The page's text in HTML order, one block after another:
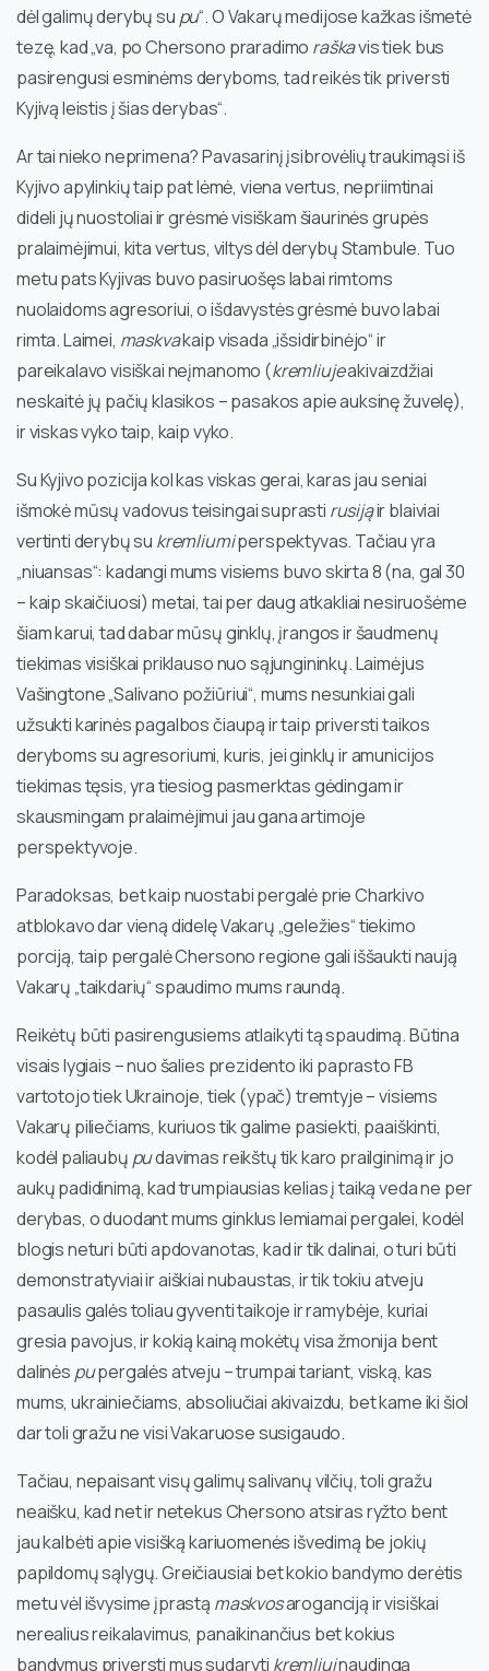
dėl galimų derybų su pu“. O Vakarų medijose kažkas išmetė
tezę, kad „va, po Chersono praradimo raškavis tiek bus
pasirengusi esminėms deryboms, tad reikės tik priversti
Kyjivą leistis į šias derybas“.
Ar tai nieko neprimena? Pavasarinį įsibrovėlių traukimąsi iš
Kyjivo apylinkių taip pat lėmė, viena vertus, nepriimtinai
dideli jų nuostoliai ir grėsmė visiškam šiaurinės grupės
pralaimėjimui, kita vertus, viltys dėl derybų Stambule. Tuo
metu pats Kyjivas buvo pasiruošęs labai rimtoms
nuolaidoms agresoriui, o išdavystės grėsmė buvo labai
rimta. Laimei, maskvakaip visada „išsidirbinėjo“ ir
pareikalavo visiškai neįmanomo (kremliujeakivaizdžiai
neskaitė jų pačių klasikos – pasakos apie auksinę žuvelę),
ir viskas vyko taip, kaip vyko.
Su Kyjivo pozicija kol kas viskas gerai, karas jau seniai
išmokė mūsų vadovus teisingai suprasti rusijąir blaiviai
vertinti derybų su kremliumiperspektyvas. Tačiau yra
„niuansas“: kadangi mums visiems buvo skirta 8 (na, gal 30
– kaip skaičiuosi) metai, tai per daug atkakliai nesiruošėme
šiam karui, tad dabar mūsų ginklų, įrangos ir šaudmenų
tiekimas visiškai priklauso nuo sąjungininkų. Laimėjus
Vašingtone „Salivano požiūriui“, mums nesunkiai gali
užsukti karinės pagalbos čiaupą ir taip priversti taikos
deryboms su agresoriumi, kuris, jei ginklų ir amunicijos
tiekimas tęsis, yra tiesiog pasmerktas gėdingam ir
skausmingam pralaimėjimui jau gana artimoje
perspektyvoje.
Paradoksas, bet kaip nuostabi pergalė prie Charkivo
atblokavo dar vieną didelę Vakarų „geležies“ tiekimo
porciją, taip pergalė Chersono regione gali iššaukti naują
Vakarų „taikdarių“ spaudimo mums raundą.
Reikėtų būti pasirengusiems atlaikyti tą spaudimą. Būtina
visais lygiais – nuo šalies prezidento iki paprasto FB
vartotojo tiek Ukrainoje, tiek (ypač) tremtyje – visiems
Vakarų piliečiams, kuriuos tik galime pasiekti, paaiškinti,
kodėl paliaubų pudavimas reikštų tik karo prailginimą ir jo
aukų padidinimą, kad trumpiausias kelias į taiką veda ne per
derybas, o duodant mums ginklus lemiamai pergalei, kodėl
blogis neturi būti apdovanotas, kad ir tik dalinai, o turi būti
demonstratyviai ir aiškiai nubaustas, ir tik tokiu atveju
pasaulis galės toliau gyventi taikoje ir ramybėje, kuriai
gresia pavojus, ir kokią kainą mokėtų visa žmonija bent
dalinės pupergalės atveju – trumpai tariant, viską, kas
mums, ukrainiečiams, absoliučiai akivaizdu, bet kame iki šiol
dar toli gražu ne visi Vakaruose susigaudo.
Tačiau, nepaisant visų galimų salivanų vilčių, toli gražu
neaišku, kad net ir netekus Chersono atsiras ryžto bent
jau kalbėti apie visišką kariuomenės išvedimą be jokių
papildomų sąlygų. Greičiausiai bet kokio bandymo derėtis
metu vėl išvysime įprastą maskvosaroganciją ir visiškai
nerealius reikalavimus, panaikinančius bet kokius
bandymus priversti mus sudaryti kremliuinaudingą